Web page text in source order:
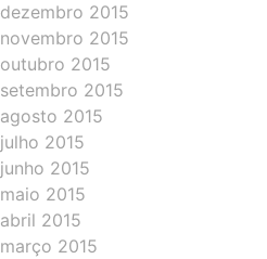
dezembro 2015
novembro 2015
outubro 2015
setembro 2015
agosto 2015
julho 2015
junho 2015
maio 2015
abril 2015
março 2015